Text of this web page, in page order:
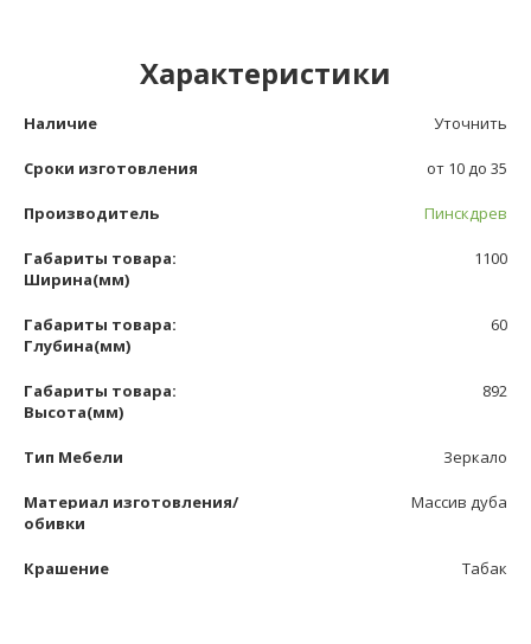
Характеристики
Наличие Уточнить
Сроки изготовления от 10 до 35
Производитель Пинскдрев
Габариты товара:
Ширина(мм)
1100
Габариты товара:
Глубина(мм)
60
Габариты товара:
Высота(мм)
892
Тип Мебели Зеркало
Материал изготовления/
обивки
Массив дуба
Крашение Табак